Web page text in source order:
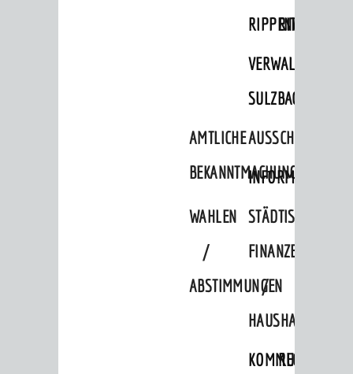
RIPPENWEIER
SULZBACH
AMTLICHE
BEKANNTMACHUNGEN
WAHLEN
/
ABSTIMMUNGEN
STÄDTISCHE
FINANZEN
/
HAUSHALT
KOMMUNALE